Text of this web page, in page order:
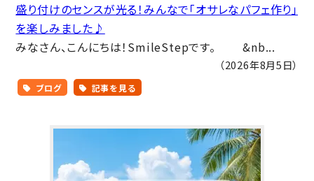
盛り付けのセンスが光る！みんなで「オサレなパフェ作り」
を楽しみました♪
みなさん、こんにちは！SmileStepです。 &nb...
（2026年8月5日）
ブログ 記事を見る